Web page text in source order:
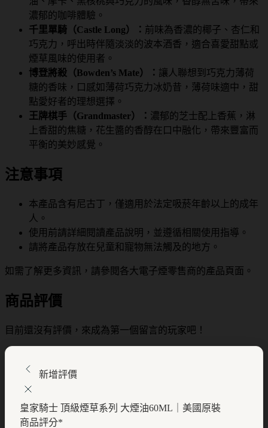
濃郁的咖啡體驗。
千里單騎（Castle Long）： 前味為香濃的椰子、杏仁和
巧克力，呼出時伴隨淡淡的波本酒香，適合喜愛甜點或
煙草風味的使用者。
博登將殺（Bowden’s Mate）： 讓人聯想到巧克力薄荷
糖的香味，口感如薄荷巧克力冰奶昔，薄荷味適中，甜
點愛好者的理想選擇。
王牌棋手（Grandmaster）： 濃郁的芝士配上香蕉，淋
上香甜的焦糖，花生醬的香醇在口中融化，帶來豐富而
平衡的美妙感覺。
注意事項
本產品含有尼古丁，僅適用於法定吸菸年齡以上的成年
人。
使用前請詳細閱讀產品說明，並遵循相關使用指導。
請將產品存放在兒童和寵物無法觸及的地方。
如需了解更多資訊，請參閱各大電子煙零售商的產品頁面。
商品評價
目前還沒有評價，來成為第一個留言的玩家吧！
新增評價
皇家騎士 頂級煙草系列 大煙油60ML｜美國原裝
商品評分*